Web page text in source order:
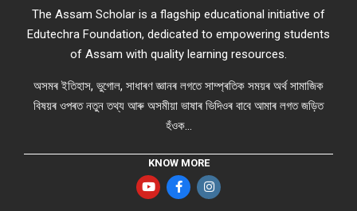
The Assam Scholar is a flagship educational initiative of
Edutechra Foundation, dedicated to empowering students
of Assam with quality learning resources.
অসমৰ ইতিহাস, ভুগোল, সাধাৰণ জ্ঞানৰ লগতে সাম্প্ৰতিক সময়ৰ অৰ্থ সামাজিক
বিষয়ৰ ওপৰত নতুন তথ্য আৰু অসমীয়া ভাষাৰ ভিদিওৰ বাবে আমাৰ লগত জড়িত
হঁওক...
KNOW MORE